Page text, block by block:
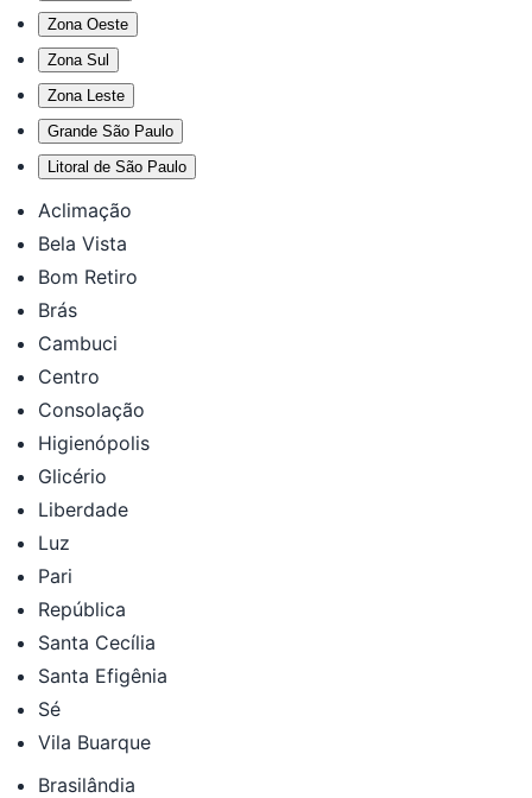
Zona Oeste
Zona Sul
Zona Leste
Grande São Paulo
Litoral de São Paulo
Aclimação
Bela Vista
Bom Retiro
Brás
Cambuci
Centro
Consolação
Higienópolis
Glicério
Liberdade
Luz
Pari
República
Santa Cecília
Santa Efigênia
Sé
Vila Buarque
Brasilândia